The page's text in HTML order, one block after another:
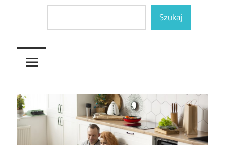
Loveandcurl Szukaj